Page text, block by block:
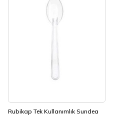
Rubikap Tek Kullanımlık Sundea